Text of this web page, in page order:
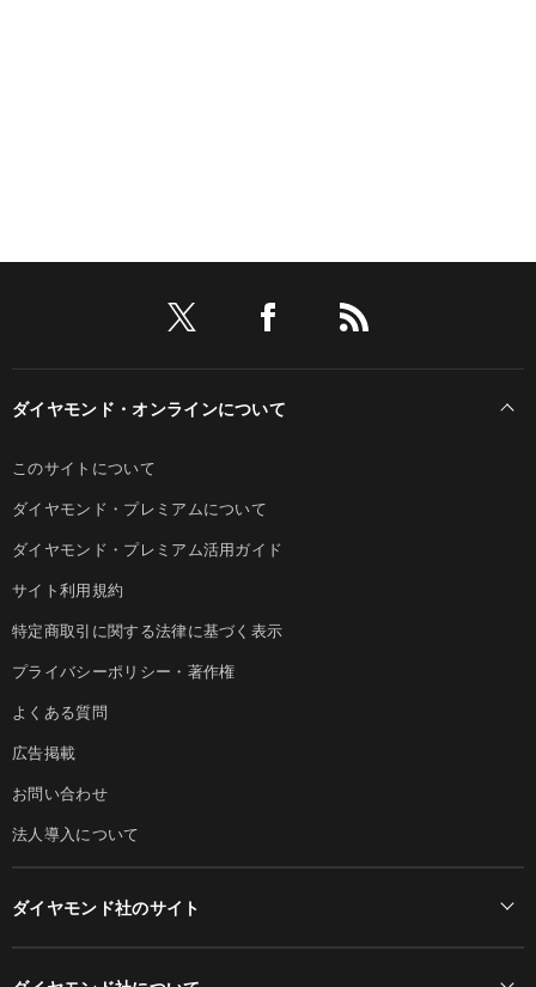
ダイヤモンド・オンラインについて
このサイトについて
ダイヤモンド・プレミアムについて
ダイヤモンド・プレミアム活用ガイド
サイト利用規約
特定商取引に関する法律に基づく表示
プライバシーポリシー・著作権
よくある質問
広告掲載
お問い合わせ
法人導入について
ダイヤモンド社のサイト